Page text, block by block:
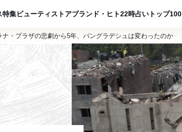
特集ビューティ ストアブランド・ヒト22時占い トップ100
ナ・プラザの悲劇から5年、バングラデシュは変わったのか